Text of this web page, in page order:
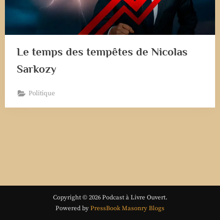
Le temps des tempêtes de Nicolas
Sarkozy
Politique
Copyright © 2026 Podcast à Livre Ouvert.
Powered byPressBook Masonry Blogs